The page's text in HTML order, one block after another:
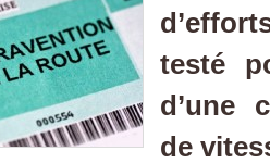
testé
d’une
de